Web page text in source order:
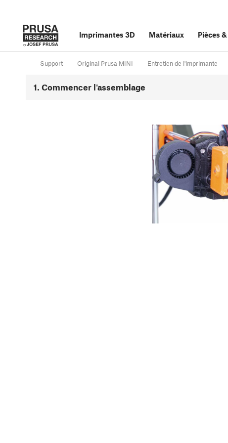
Imprimantes 3D Matériaux Pièces &
Support Original Prusa MINI Entretien de l'imprimante
1. Commencer l'assemblage